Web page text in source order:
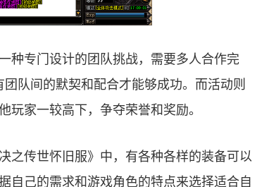
种专门设计的团队挑战，需要多人合作完
队间的默契和配合才能够成功。而活动则
玩家一较高下，争夺荣誉和奖励。
之传世怀旧服》中，有各种各样的装备可以
自己的需求和游戏角色的特点来选择适合自